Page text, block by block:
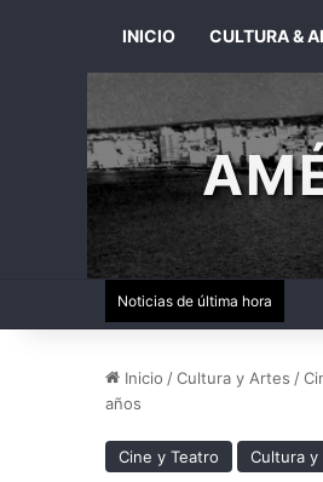
INICIO CULTURA &
Noticias de última hora
Inicio /Cultura y Artes /
años
Cine y Teatro Cultura y